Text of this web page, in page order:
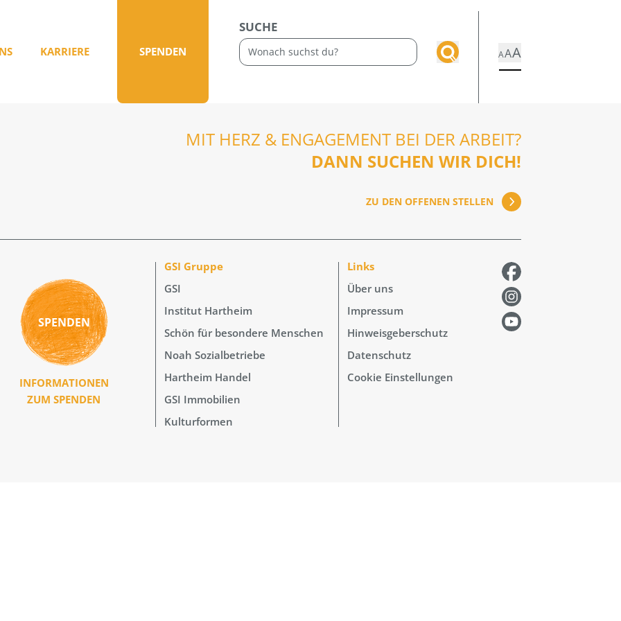
KARRIERE SPENDEN
SUCHE
AAA
MIT HERZ & ENGAGEMENT BEI DER ARBEIT?
DANN SUCHEN WIR DICH!
ZU DEN OFFENEN STELLEN
SPENDEN
INFORMATIONEN
ZUM SPENDEN
GSI Gruppe
GSI
Institut Hartheim
Schön für besondere Menschen
Noah Sozialbetriebe
Hartheim Handel
GSI Immobilien
Kulturformen
Links
Über uns
Impressum
Hinweisgeberschutz
Datenschutz
Cookie Einstellungen